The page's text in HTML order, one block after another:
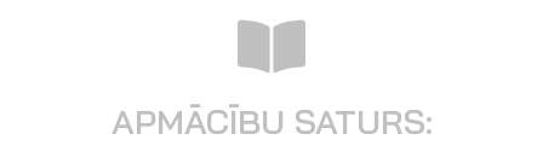
APMĀCĪBU SATURS: